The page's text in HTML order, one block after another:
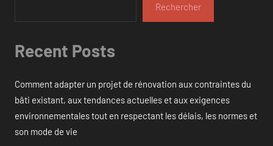
Rechercher
Recent Posts
Comment adapter un projet de rénovation aux contraintes du
bâti existant, aux tendances actuelles et aux exigences
environnementales tout en respectant les délais, les normes et
son mode de vie